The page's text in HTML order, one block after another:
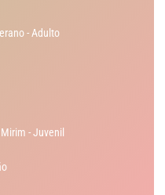
- Adulto
- Juvenil